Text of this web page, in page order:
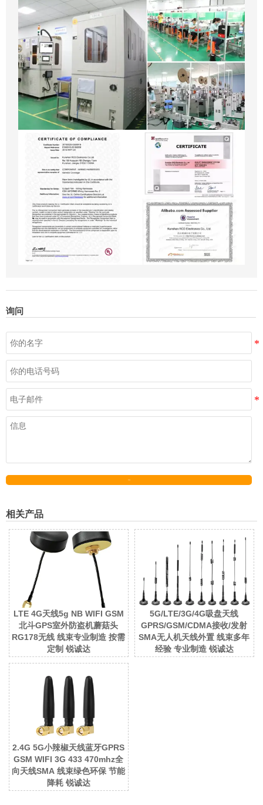
询问
相关产品
LTE 4G天线5g NB WIFI GSM
北斗GPS室外防盗机蘑菇头
RG178无线 线束专业制造 按需
定制 锐诚达
5G/LTE/3G/4G吸盘天线
GPRS/GSM/CDMA接收/发射
SMA无人机天线外置 线束多年
经验 专业制造 锐诚达
2.4G 5G小辣椒天线蓝牙GPRS
GSM WIFI 3G 433 470mhz全
向天线SMA 线束绿色环保 节能
降耗 锐诚达